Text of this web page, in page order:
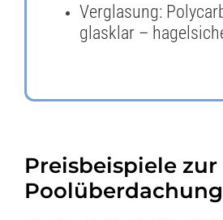
Verglasung:
glasklar –
Preisbeispiele zur
Poolüberdachung